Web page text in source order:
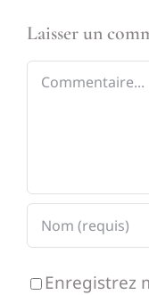
Laisser un
Commentaire
Enregistrez